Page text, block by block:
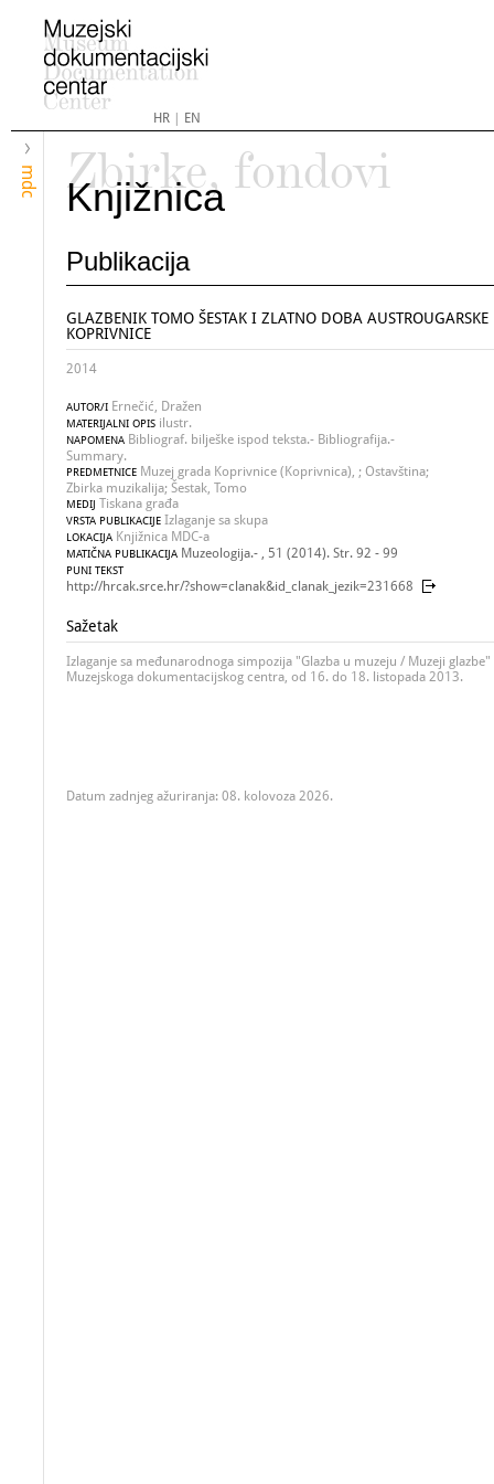
HR| EN
mdc
Zbirke, fondovi
Knjižnica
Publikacija
GLAZBENIK TOMO ŠESTAK I ZLATNO DOBA AUSTROUGARSKE
KOPRIVNICE
2014
AUTOR/I Ernečić, Dražen
MATERIJALNI OPIS ilustr.
NAPOMENA Bibliograf. bilješke ispod teksta.- Bibliografija.-
Summary.
PREDMETNICE Muzej grada Koprivnice (Koprivnica), ; Ostavština;
Zbirka muzikalija; Šestak, Tomo
MEDIJ Tiskana građa
VRSTA PUBLIKACIJE Izlaganje sa skupa
LOKACIJA Knjižnica MDC-a
MATIČNA PUBLIKACIJA Muzeologija.- , 51 (2014). Str. 92 - 99
PUNI TEKST
http://hrcak.srce.hr/?show=clanak&id_clanak_jezik=231668
Sažetak
Izlaganje sa međunarodnoga simpozija "Glazba u muzeju / Muzeji
Muzejskoga dokumentacijskog centra, od 16. do 18. listopada 2013.
Datum zadnjeg ažuriranja: 08. kolovoza 2026.